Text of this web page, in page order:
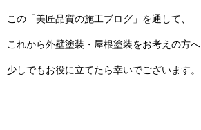
この「美匠品質の施工ブログ」を通して、
これから外壁塗装・屋根塗装をお考えの方へ
少しでもお役に立てたら幸いでございます。